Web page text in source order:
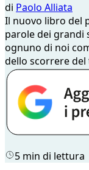
di Paolo Alliata
Il nuovo libro del
parole dei grandi
ognuno di noi
dello scorrere del
5 min di lettura